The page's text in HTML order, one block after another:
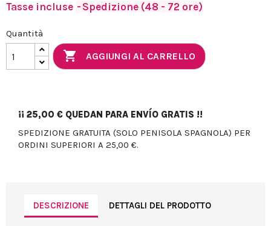
Tasse incluse Spedizione (48 - 72 ore)
Quantità
 AGGIUNGI AL CARRELLO
¡¡ 25,00 € QUEDAN PARA ENVÍO GRATIS !!
SPEDIZIONE GRATUITA (SOLO PENISOLA SPAGNOLA) PER
ORDINI SUPERIORI A 25,00 €.
DESCRIZIONE DETTAGLI DEL PRODOTTO